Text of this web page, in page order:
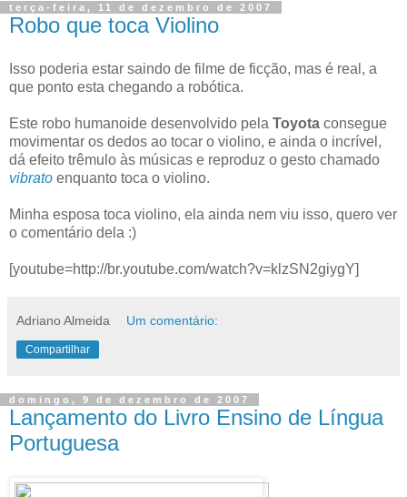
terça-feira, 11 de dezembro de 2007
Robo que toca Violino
Isso poderia estar saindo de filme de ficção, mas é real, a
que ponto esta chegando a robótica.
Este robo humanoide desenvolvido pela Toyota consegue
movimentar os dedos ao tocar o violino, e ainda o incrível,
dá efeito trêmulo às músicas e reproduz o gesto chamado
vibrato enquanto toca o violino.
Minha esposa toca violino, ela ainda nem viu isso, quero ver
o comentário dela :)
[youtube=http://br.youtube.com/watch?v=klzSN2giygY]
Adriano Almeida Um comentário:
Compartilhar
domingo, 9 de dezembro de 2007
Lançamento do Livro Ensino de Língua
Portuguesa